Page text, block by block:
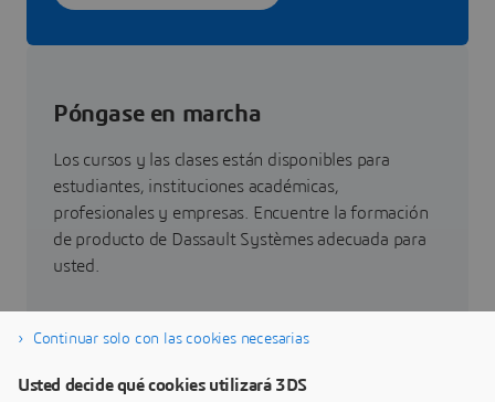
Póngase en marcha
Los cursos y las clases están disponibles para
estudiantes, instituciones académicas,
profesionales y empresas. Encuentre la formación
de producto de Dassault Systèmes adecuada para
usted.
Buscar formación
Continuar solo con las cookies necesarias
Usted decide qué cookies utilizará 3DS